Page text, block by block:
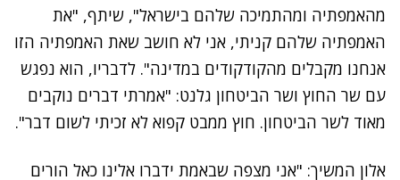
מהאמפתיה ומהתמיכה שלהם בישראל", שיתף, "את
האמפתיה שלהם קניתי, אני לא חושב שאת האמפתיה הזו
אנחנו מקבלים מהקודקודים במדינה". לדבריו, הוא נפגש
עם שר החוץ ושר הביטחון גלנט: "אמרתי דברים נוקבים
מאוד לשר הביטחון. חוץ ממבט קפוא לא זכיתי לשום דבר".
אלון המשיך: "אני מצפה שבאמת ידברו אלינו כאל הורים